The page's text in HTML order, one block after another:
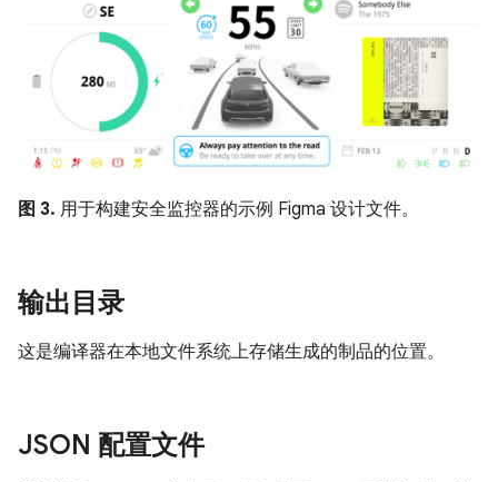
图 3. 用于构建安全监控器的示例 Figma 设计文件。
输出目录
这是编译器在本地文件系统上存储生成的制品的位置。
JSON 配置文件